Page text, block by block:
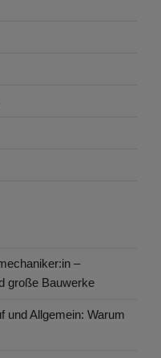
–
große Bauwerke
und Allgemein: Warum